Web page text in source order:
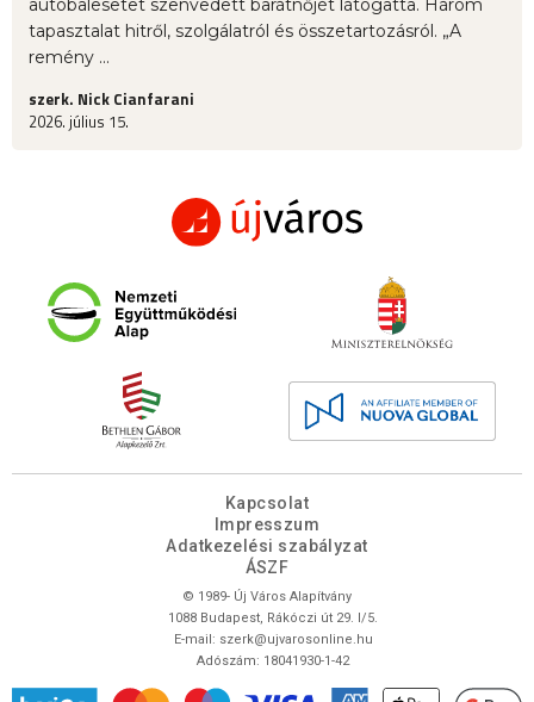
autóbalesetet szenvedett barátnőjét látogatta. Három
tapasztalat hitről, szolgálatról és összetartozásról. „A
remény ...
szerk. Nick Cianfarani
2026. július 15.
Kapcsolat
Impresszum
Adatkezelési szabályzat
ÁSZF
© 1989- Új Város Alapítvány
1088 Budapest, Rákóczi út 29. I/5.
E-mail: szerk@ujvarosonline.hu
Adószám: 18041930-1-42